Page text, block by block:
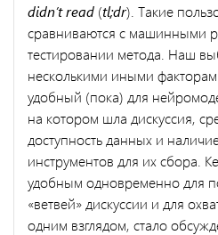
didn’t read (tl;dr). Такие
сравниваются с машинными
тестировании метода. Наш
несколькими иными
удобный (пока) для
на котором шла дискуссия,
доступность данных и
инструментов для их сбора.
удобным одновременно для
«ветвей» дискуссии и для
одним взглядом, стало